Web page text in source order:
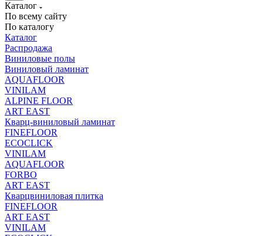
Каталог
По всему сайту
По каталогу
Каталог
Распродажа
Виниловые полы
Виниловый ламинат
AQUAFLOOR
VINILAM
ALPINE FLOOR
ART EAST
Кварц-виниловый ламинат
FINEFLOOR
ECOCLICK
VINILAM
AQUAFLOOR
FORBO
ART EAST
Кварцвиниловая плитка
FINEFLOOR
ART EAST
VINILAM